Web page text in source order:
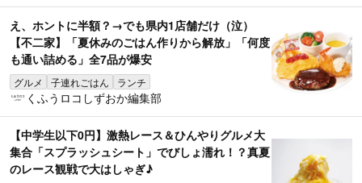
え、ホントに半額？→でも県内1店舗だけ（泣）
【不二家】「夏休みのごはん作りから解放」「何度
も通い詰める」全7品が爆安
グルメ 子連れごはん ランチ
くふうロコしずおか編集部
【中学生以下0円】激熱レース＆ひんやりグルメ大
集合「スプラッシュシート」でびしょ濡れ！？真夏
のレース観戦で大はしゃぎ♪